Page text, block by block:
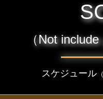
（Not
スケジュール